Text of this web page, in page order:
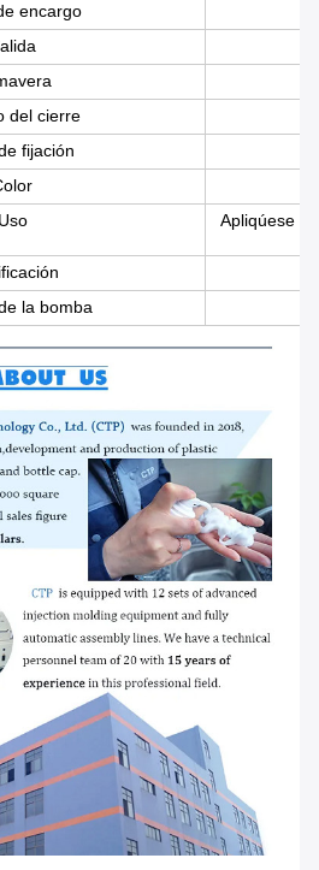
encargo
del cierre
fijación
Uso
Apliqúese la
la bomba